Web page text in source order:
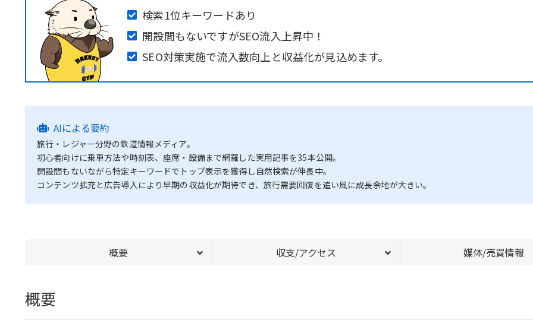
検索1位キーワードあり
開設間もないですがSEO流入上昇中！
SEO対策実施で流入数向上と収益化が見込めます。
AIによる要約
旅行・レジャー分野の鉄道情報メディア。
初心者向けに乗車方法や時刻表、座席・設備まで網羅した実用記事を35本公開。
開設間もないながら特定キーワードでトップ表示を獲得し自然検索が伸長中。
コンテンツ拡充と広告導入により早期の収益化が期待でき、旅行需要回復を追い風に成長余地が大きい。
概要 収支/アクセス 媒体/売買情報
概要